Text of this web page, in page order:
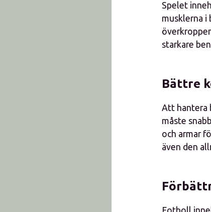
Spelet
musklerna i
starkare
Bättre
Att hantera
måste
och armar
även den